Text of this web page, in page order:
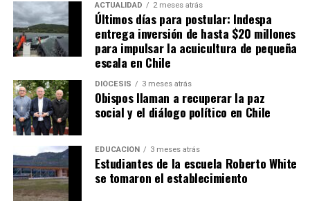
ACTUALIDAD 2 meses atrás
Últimos días para postular: Indespa
entrega inversión de hasta $20 millones
para impulsar la acuicultura de pequeña
escala en Chile
DIÓCESIS 3 meses atrás
Obispos llaman a recuperar la paz
social y el diálogo político en Chile
EDUCACIÓN 3 meses atrás
Estudiantes de la escuela Roberto White
se tomaron el establecimiento